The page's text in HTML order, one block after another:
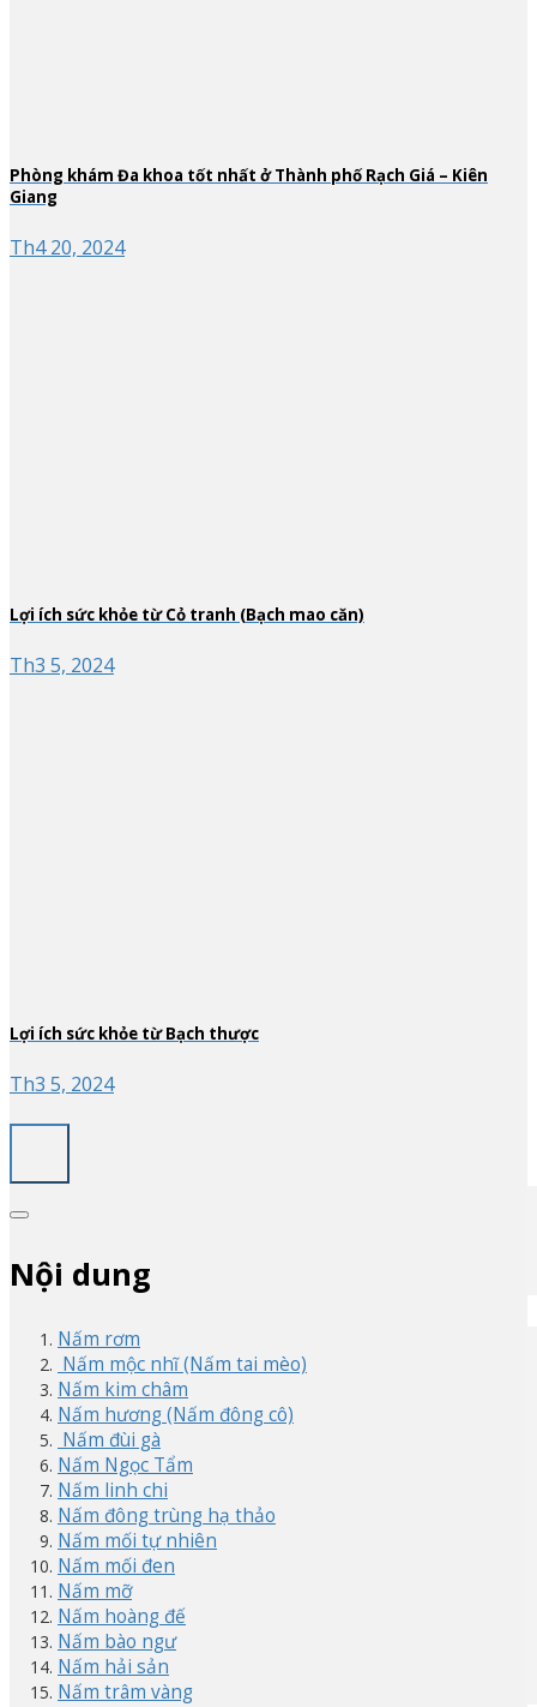
Phòng khám Đa khoa tốt nhất ở Thành phố Rạch Giá – Kiên
Giang
Th4 20, 2024
Lợi ích sức khỏe từ Cỏ tranh (Bạch mao căn)
Th3 5, 2024
Lợi ích sức khỏe từ Bạch thược
Th3 5, 2024
Nội dung
Nấm rơm
Nấm mộc nhĩ (Nấm tai mèo)
Nấm kim châm
Nấm hương (Nấm đông cô)
Nấm đùi gà
Nấm Ngọc Tẩm
Nấm linh chi
Nấm đông trùng hạ thảo
Nấm mối tự nhiên
Nấm mối đen
Nấm mỡ
Nấm hoàng đế
Nấm bào ngư
Nấm hải sản
Nấm trâm vàng